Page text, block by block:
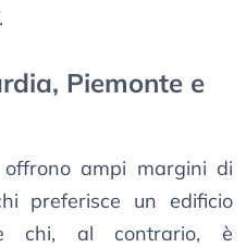
Piemonte e
ampi margini di
preferisce un edificio
chi, al contrario, è